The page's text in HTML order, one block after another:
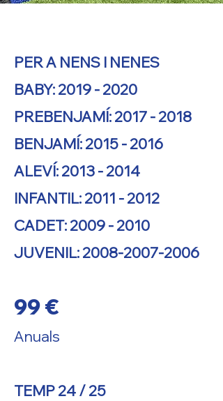
PER A NENS I NENES
BABY:2019 - 2020
PREBENJAMÍ:2017 - 2018
BENJAMÍ:2015 - 2016
ALEVÍ:2013 - 2014
INFANTIL:2011 - 2012
CADET:2009 - 2010
JUVENIL:2008-2007-2006
99 €
Anuals
TEMP 24 / 25